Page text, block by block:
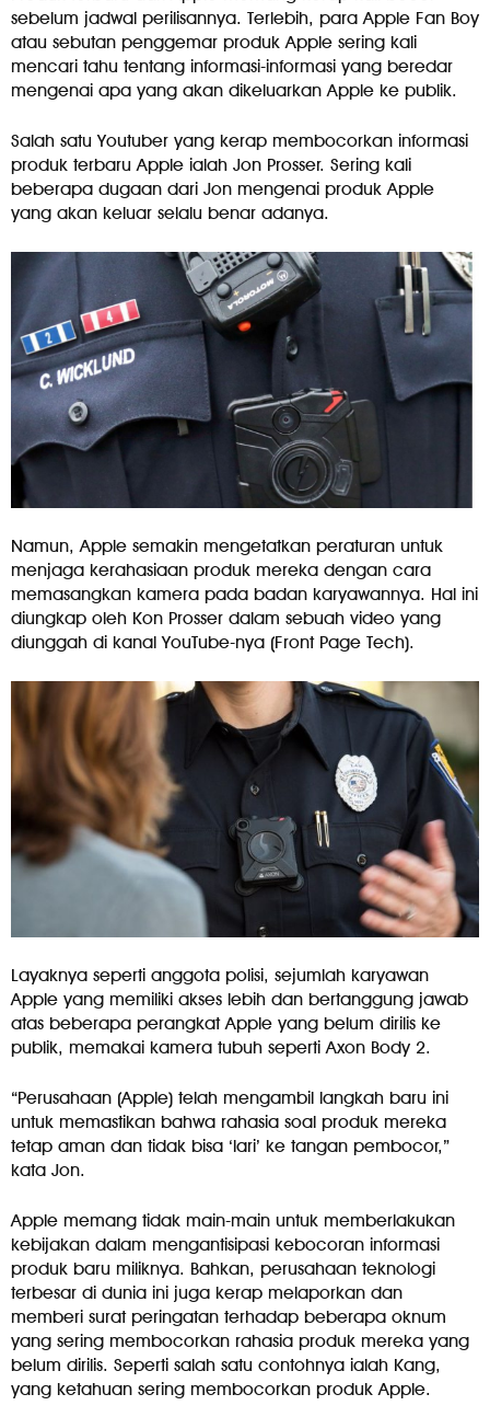
sebelum jadwal perilisannya. Terlebih, para Apple Fan Boy
atau sebutan penggemar produk Apple sering kali
mencari tahu tentang informasi-informasi yang beredar
mengenai apa yang akan dikeluarkan Apple ke publik.
Salah satu Youtuber yang kerap membocorkan informasi
produk terbaru Apple ialah Jon Prosser. Sering kali
beberapa dugaan dari Jon mengenai produk Apple
yang akan keluar selalu benar adanya.
Namun, Apple semakin mengetatkan peraturan untuk
menjaga kerahasiaan produk mereka dengan cara
memasangkan kamera pada badan karyawannya. Hal ini
diungkap oleh Kon Prosser dalam sebuah video yang
diunggah di kanal YouTube-nya (Front Page Tech).
Layaknya seperti anggota polisi, sejumlah karyawan
Apple yang memiliki akses lebih dan bertanggung jawab
atas beberapa perangkat Apple yang belum dirilis ke
publik, memakai kamera tubuh seperti Axon Body 2.
“Perusahaan (Apple) telah mengambil langkah baru ini
untuk memastikan bahwa rahasia soal produk mereka
tetap aman dan tidak bisa ‘lari’ ke tangan pembocor,”
kata Jon.
Apple memang tidak main-main untuk memberlakukan
kebijakan dalam mengantisipasi kebocoran informasi
produk baru miliknya. Bahkan, perusahaan teknologi
terbesar di dunia ini juga kerap melaporkan dan
memberi surat peringatan terhadap beberapa oknum
yang sering membocorkan rahasia produk mereka yang
belum dirilis. Seperti salah satu contohnya ialah Kang,
yang ketahuan sering membocorkan produk Apple.